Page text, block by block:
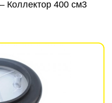
Коллектор 400 см3